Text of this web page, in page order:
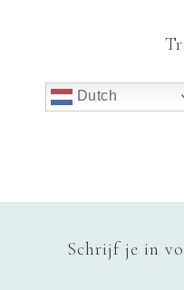
Dutch
Schrijf je in